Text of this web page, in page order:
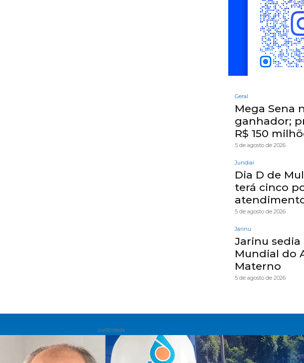
Geral
Mega Sena
ganhador;
R$ 150
5 de agosto de 2026
Jundiaí
Dia D de
terá cinco
5 de agosto de 2026
Jarinu
Jarinu sedia
Mundial do
Materno
5 de agosto de 2026
publicidade